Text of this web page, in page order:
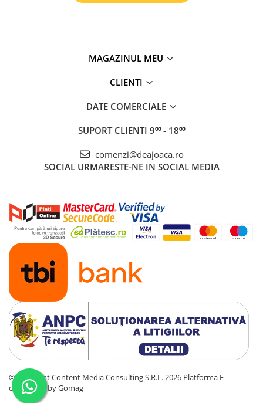
MAGAZINUL MEU
CLIENTI
DATE COMERCIALE
SUPORT CLIENTI 9⁰⁰ - 18⁰⁰
comenzi@deajoaca.ro
SOCIAL URMARESTE-NE IN SOCIAL MEDIA
©Copyright Content Media Consulting S.R.L. 2026 Platforma E-
commerce by Gomag